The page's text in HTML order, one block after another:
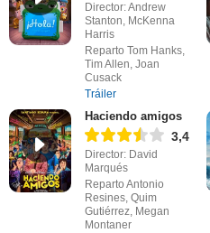
Director: Andrew
Stanton, McKenna
Harris
Reparto Tom Hanks,
Tim Allen, Joan
Cusack
Tráiler
Haciendo amigos
3,4
Director: David
Marqués
Reparto Antonio
Resines, Quim
Gutiérrez, Megan
Montaner